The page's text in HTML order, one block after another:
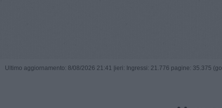
Ultimo aggiornamento: 8/08/2026 21:41 | ieri: Ingressi: 21.776 pagine: 35.375